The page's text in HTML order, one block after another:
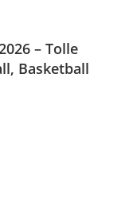
– Tolle
Basketball